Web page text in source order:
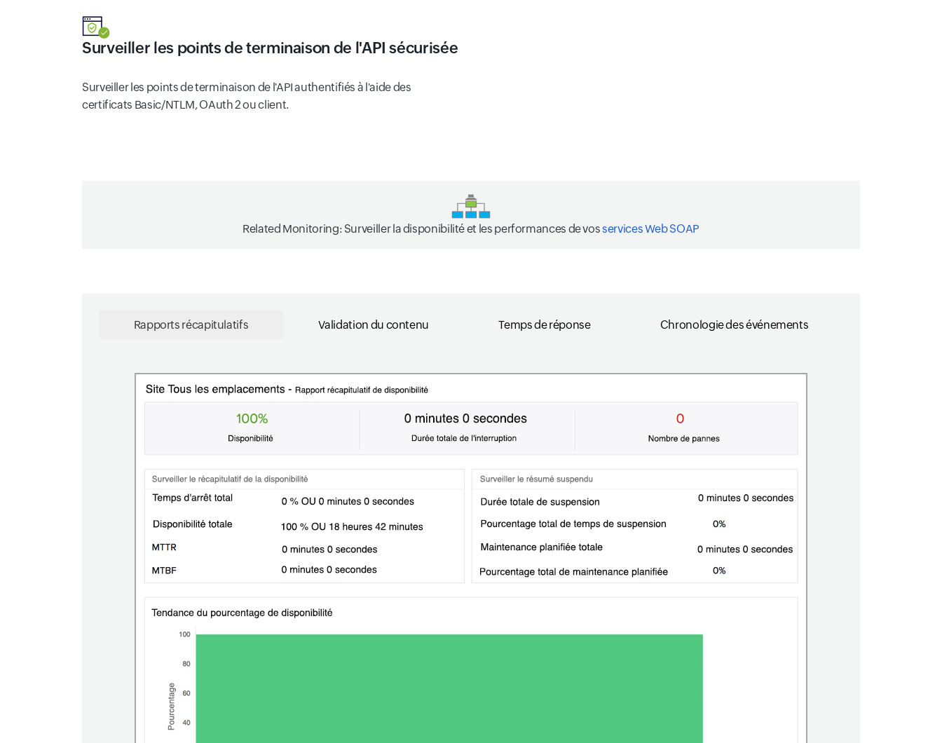
Surveiller les points de terminaison de l'API sécurisée
Surveiller les points de terminaison de l'API authentifiés à l'aide des
certificats Basic/NTLM, OAuth 2 ou client.
Related Monitoring: Surveiller la disponibilité et les performances de vosservices Web SOAP
Rapports récapitulatifs Validation du contenu Temps de réponse Chronologie des événements